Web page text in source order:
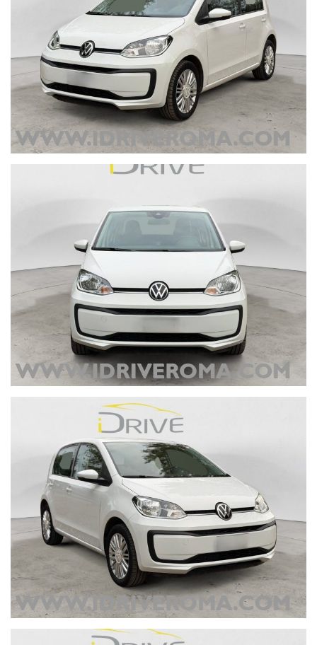
Si prega pertanto di verificare, con i nostri consulenti dedicati, la
coerenza dei dati descritti.
www.idriveroma.com